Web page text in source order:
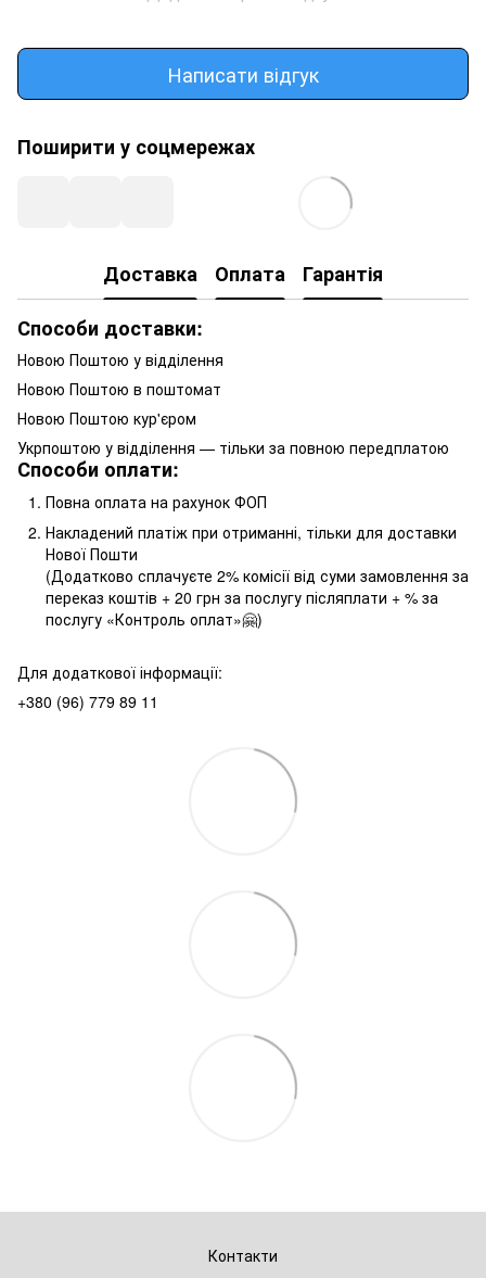
Написати відгук
Поширити у соцмережах
Доставка Оплата
Гарантія
Способи доставки:
Новою Поштою у відділення
Новою Поштою в поштомат
Новою Поштою кур'єром
Укрпоштою у відділення — тільки за повною передплатою
Способи оплати:
Повна оплата на рахунок ФОП
Накладений платіж при отриманні, тільки для доставки
Нової Пошти
(Додатково сплачуєте 2% комісії від суми замовлення за
переказ коштів + 20 грн за послугу післяплати + % за
послугу «Контроль оплат»🤗)
Для додаткової інформації:
+380 (96) 779 89 11
Контакти